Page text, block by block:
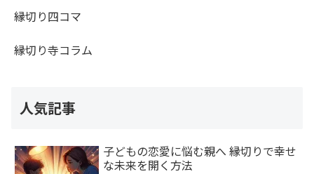
縁切り四コマ
縁切り寺コラム
人気記事
子どもの恋愛に悩む親へ 縁切りで幸せ
な未来を開く方法